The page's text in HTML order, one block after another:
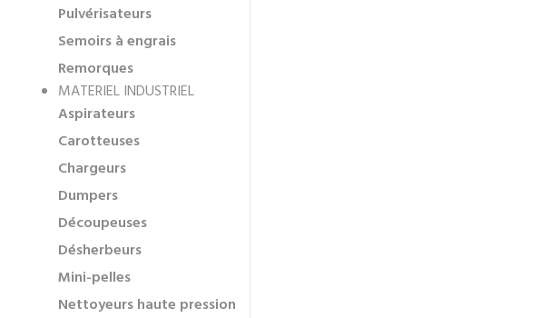
Pulvérisateurs
Semoirs à engrais
Remorques
MATERIEL INDUSTRIEL
Aspirateurs
Carotteuses
Chargeurs
Dumpers
Découpeuses
Désherbeurs
Mini-pelles
Nettoyeurs haute pression